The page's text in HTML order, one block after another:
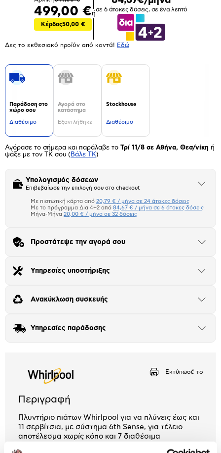
499,00 €
Κέρδος50,00 €
ή
σε 6 άτοκες δόσεις, σε ένα λεπτό
Δες το εκθεσιακό προϊόν από κοντά! Eδώ
Παράδοση στο
χώρο σου
Διαθέσιμο
Αγορά στο
κατάστημα
Εξαντλήθηκε
Stockhouse
Διαθέσιμο
Αγόρασε το σήμερα και παράλαβε το Τρί 11/8 σε Αθήνα, Θεσ/νίκη ή
ψάξε με τον ΤΚ σου ( Βάλε ΤΚ)
Υπολογισμός δόσεων
Επιβεβαίωσε την επιλογή σου στο checkout
Άνοιξε
Πιστωτική κάρτα
Μήνα Μήνα
Αριθμός δόσεων
Με πιστωτική κάρτα από 20,79 € / μήνα σε 24 άτοκες δόσεις
Με το πρόγραμμα Δια 4+2 από 84,67 € / μήνα σε 6 άτοκες δόσεις
Μήνα-Μήνα 20,00 € / μήνα σε 32 δόσεις
Προστάτεψε την αγορά σου
Άνοιξε
Υπηρεσίες υποστήριξης
Άνοιξε
Ανακύκλωση συσκευής
Άνοιξε
Υπηρεσίες παράδοσης
Άνοιξε
Εκτύπωσέ το
Περιγραφή
Πλυντήριο πιάτων Whirlpool για να πλύνεις έως και
11 σερβίτσια, με σύστημα 6th Sense, για τέλειο
αποτέλεσμα χωρίς κόπο και 7 διαθέσιμα